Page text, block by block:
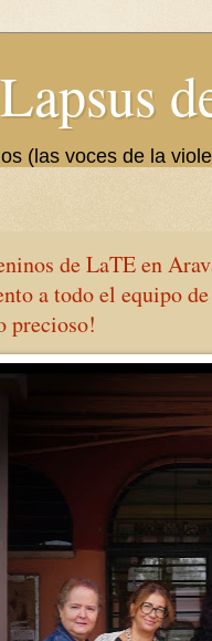
(las voces de la
de LaTE en
a todo el equipo
precioso!